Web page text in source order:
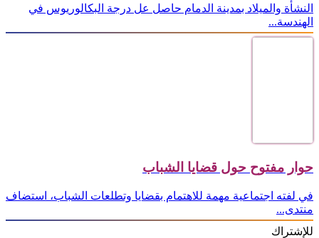
النشأة والميلاد بمدينة الدمام حاصل عل درجة البكالوريوس في
الهندسة...
حوار مفتوح حول قضايا الشباب
في لفته اجتماعية مهمة للاهتمام بقضايا وتطلعات الشباب، استضاف
منتدى...
للإشتراك